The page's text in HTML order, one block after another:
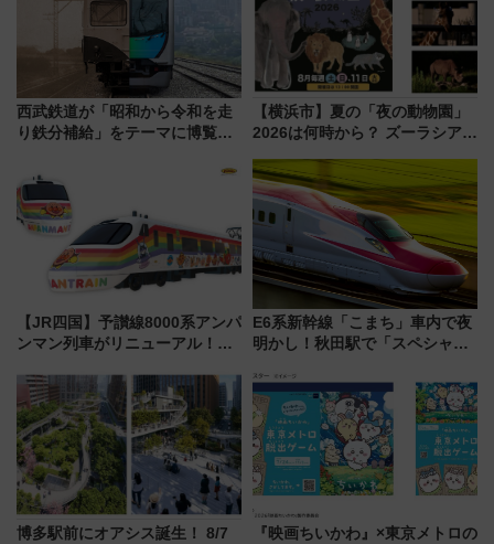
西武鉄道が「昭和から令和を走
り鉄分補給」をテーマに博覧会
14日から 新車両「トキイロ」体
験ブースも アクセスや申込方法
を解説
【横浜市】夏の「夜の動物園」
2026は何時から？ ズーラシア・
見どころ、限定イベントを徹底
解説！
【JR四国】予讃線8000系アンパ
ンマン列車がリニューアル！内
今年12月
E6系新幹線「こまち」車内で夜
明かし！秋田駅で「スペシャル
法は？
博多駅前にオアシス誕生！ 8/7
『映画ちいかわ』×東京メトロの